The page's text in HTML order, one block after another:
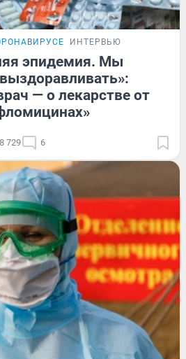
ИНТЕРВЬЮ
эпидемия. Мы
— о лекарстве от
8 729 6